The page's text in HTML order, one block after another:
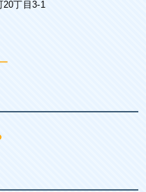
20丁目3-1